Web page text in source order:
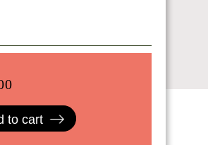
to cart